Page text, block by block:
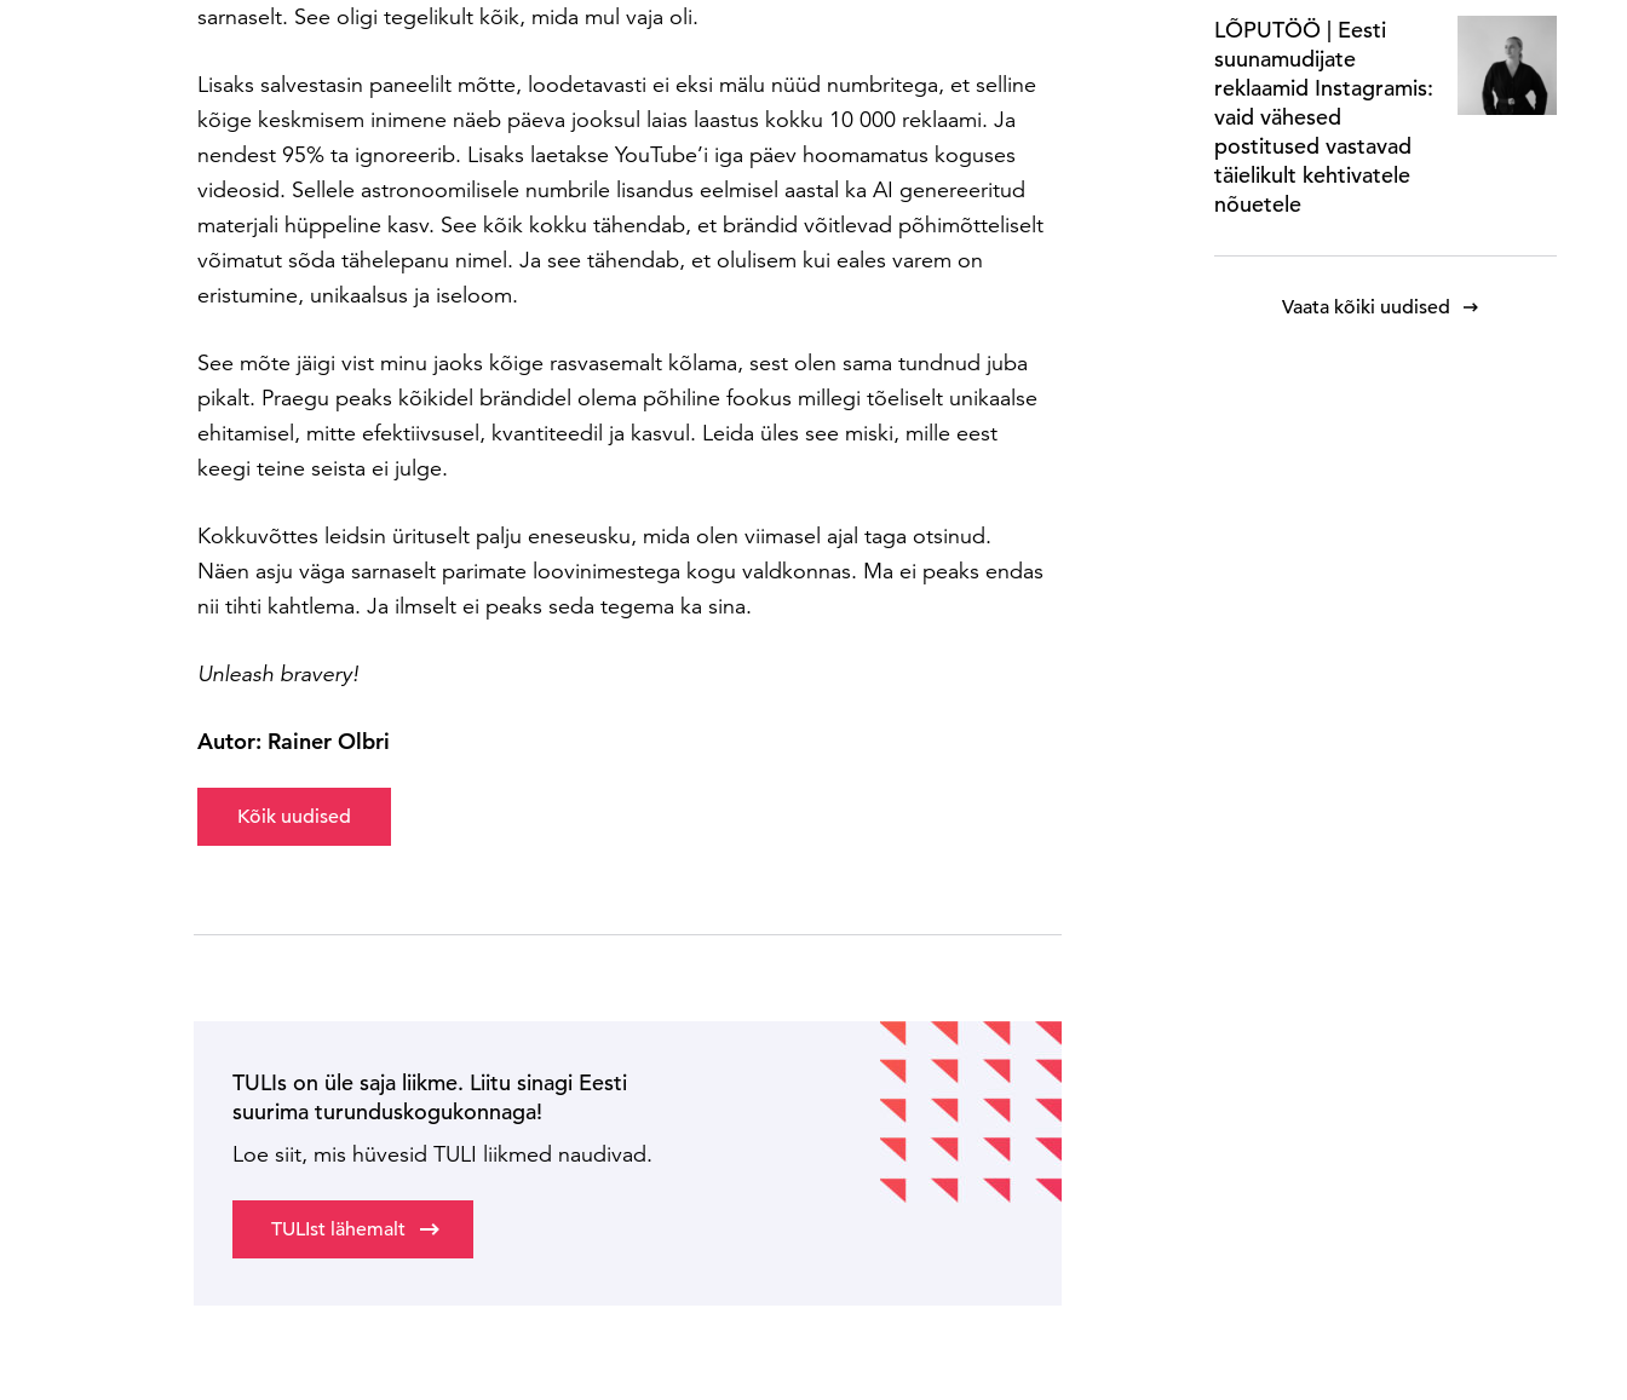
sarnaselt. See oligi tegelikult kõik, mida mul vaja oli.
Lisaks salvestasin paneelilt mõtte, loodetavasti ei eksi mälu nüüd numbritega, et selline
kõige keskmisem inimene näeb päeva jooksul laias laastus kokku 10 000 reklaami. Ja
nendest 95% ta ignoreerib. Lisaks laetakse YouTube’i iga päev hoomamatus koguses
videosid. Sellele astronoomilisele numbrile lisandus eelmisel aastal ka AI genereeritud
materjali hüppeline kasv. See kõik kokku tähendab, et brändid võitlevad põhimõtteliselt
võimatut sõda tähelepanu nimel. Ja see tähendab, et olulisem kui eales varem on
eristumine, unikaalsus ja iseloom.
See mõte jäigi vist minu jaoks kõige rasvasemalt kõlama, sest olen sama tundnud juba
pikalt. Praegu peaks kõikidel brändidel olema põhiline fookus millegi tõeliselt unikaalse
ehitamisel, mitte efektiivsusel, kvantiteedil ja kasvul. Leida üles see miski, mille eest
keegi teine seista ei julge.
Kokkuvõttes leidsin ürituselt palju eneseusku, mida olen viimasel ajal taga otsinud.
Näen asju väga sarnaselt parimate loovinimestega kogu valdkonnas. Ma ei peaks endas
nii tihti kahtlema. Ja ilmselt ei peaks seda tegema ka sina.
Unleash bravery!
Autor: Rainer Olbri
Kõik uudised
LÕPUTÖÖ | Eesti
suunamudijate
reklaamid Instagramis:
vaid vähesed
postitused vastavad
täielikult kehtivatele
nõuetele
Vaata kõiki uudised
TULIs on üle saja liikme. Liitu sinagi Eesti
suurima turunduskogukonnaga!
Loe siit, mis hüvesid TULI liikmed naudivad.
TULIst lähemalt